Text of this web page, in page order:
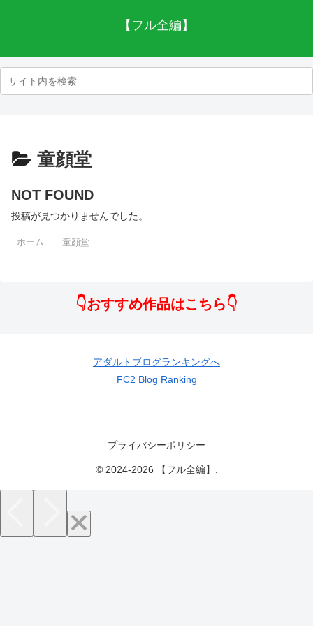
【フル全編】
童顔堂
NOT FOUND
投稿が見つかりませんでした。
ホーム 童顔堂
👇おすすめ作品はこちら👇
アダルトブログランキングへ
FC2 Blog Ranking
プライバシーポリシー
© 2024-2026 【フル全編】.